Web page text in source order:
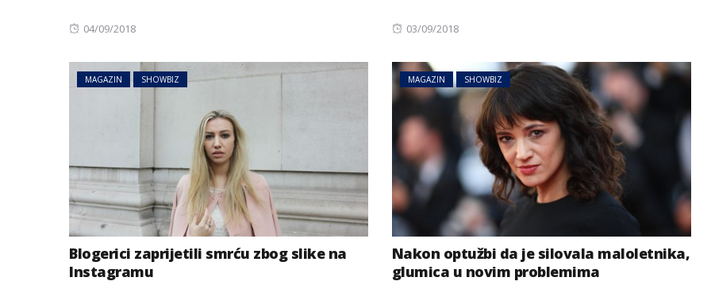
Posted
04/09/2018
Posted
03/09/2018
MAGAZIN SHOWBIZ
Blogerici zaprijetili smrću zbog slike na
Instagramu
MAGAZIN SHOWBIZ
Nakon optužbi da je silovala maloletnika,
glumica u novim problemima